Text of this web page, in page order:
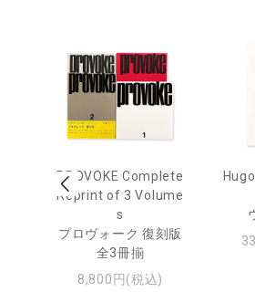
PROVOKE Complete
Reprint of 3 Volume
s
プロヴォーク 復刻版
全3冊揃
8,800円(税込)